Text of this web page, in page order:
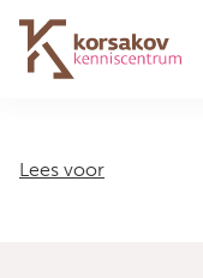
Navigation
Lees voor